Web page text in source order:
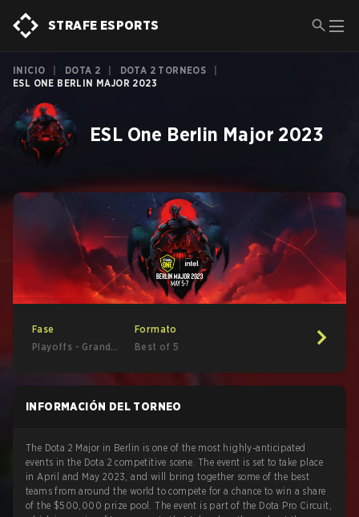
STRAFE ESPORTS
INICIO DOTA 2 DOTA 2 TORNEOS
ESL ONE BERLIN MAJOR 2023
ESL One Berlin Major 2023
Fase
Playoffs - Grand
Formato
Best of 5
INFORMACIÓN DEL TORNEO
The Dota 2 Major in Berlin is one of the most highly-anticipated
events in the Dota 2 competitive scene. The event is set to take place
in April and May 2023, and will bring together some of the best
teams from around the world to compete for a chance to win a share
of the $500,000 prize pool. The event is part of the Dota Pro Circuit,